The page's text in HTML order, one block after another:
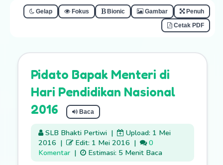
Gelap Fokus Bionic Gambar
Penuh
Cetak PDF
Pidato Bapak Menteri di
Hari Pendidikan Nasional
2016
Baca
SLB Bhakti Pertiwi |
Upload: 1 Mei
2016 | Edit: 1 Mei 2016 |
0
Komentar | Estimasi: 5 Menit Baca